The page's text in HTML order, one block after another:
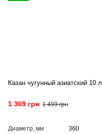
Казан чугунный азиатский 10 л
1 369 грн 1 499 грн
Диаметр, мм
360